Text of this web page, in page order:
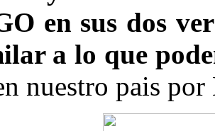
en sus dos
a lo que
nuestro pais por